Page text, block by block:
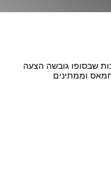
שבסופו גובשה הצעה
וממתינים